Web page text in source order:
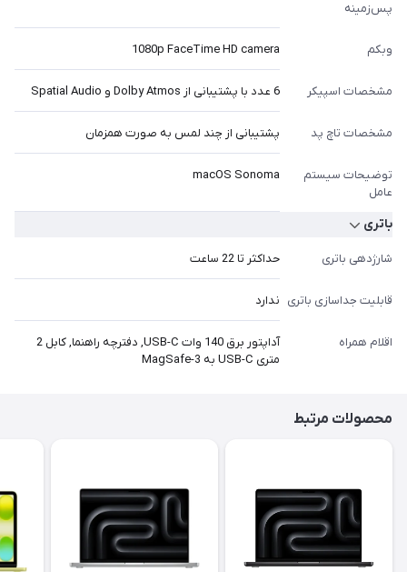
پس‌زمینه
وبکم 1080p FaceTime HD camera
مشخصات اسپیکر 6 عدد با پشتیبانی از Dolby Atmos و Spatial Audio
مشخصات تاچ پد پشتیبانی از چند لمس به صورت همزمان
توضیحات سیستم
عامل
macOS Sonoma
باتری
شارژدهی باتری حداکثر تا 22 ساعت
قابلیت جداسازی باتری ندارد
اقلام همراه
آداپتور برق 140 وات USB-C, دفترچه راهنما, کابل 2
متری USB-C به MagSafe-3
محصولات مرتبط